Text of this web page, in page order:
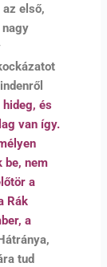
első,
nagy
és
van így.
be, nem
a
Rák
a
tud